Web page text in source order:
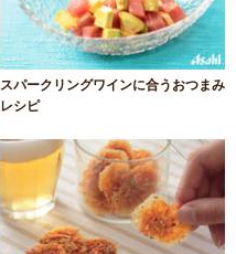
スパークリングワインに合うおつまみ
レシピ